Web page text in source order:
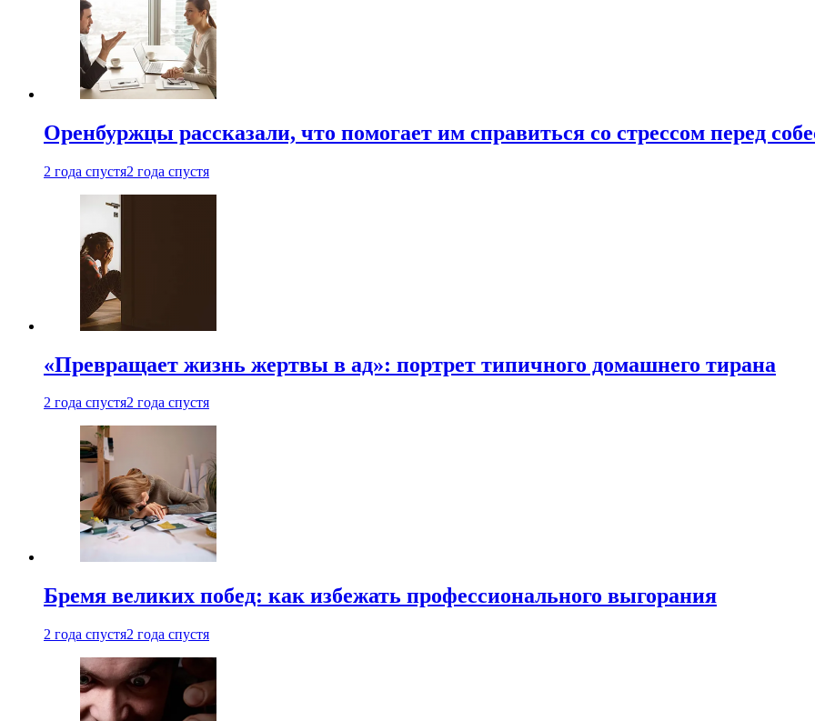
Оренбуржцы рассказали, что помогает им справиться со стрессом перед
2 года спустя2 года спустя
«Превращает жизнь жертвы в ад»: портрет типичного домашнего тирана
2 года спустя2 года спустя
Бремя великих побед: как избежать профессионального выгорания
2 года спустя2 года спустя